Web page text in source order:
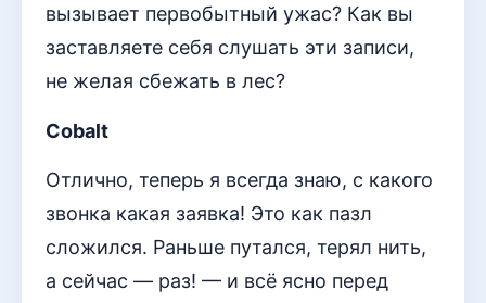
вызывает первобытный ужас? Как вы
заставляете себя слушать эти записи,
не желая сбежать в лес?
Cobalt
Отлично, теперь я всегда знаю, с какого
звонка какая заявка! Это как пазл
сложился. Раньше путался, терял нить,
а сейчас — раз! — и всё ясно перед